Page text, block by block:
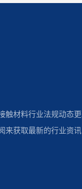
触材料行业法规动态
获取最新的行业资讯